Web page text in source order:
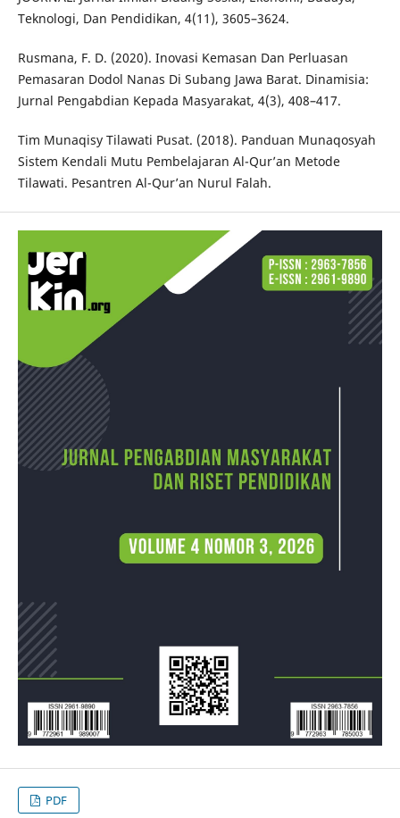
Teknologi, Dan Pendidikan, 4(11), 3605–3624.
Rusmana, F. D. (2020). Inovasi Kemasan Dan Perluasan
Pemasaran Dodol Nanas Di Subang Jawa Barat. Dinamisia:
Jurnal Pengabdian Kepada Masyarakat, 4(3), 408–417.
Tim Munaqisy Tilawati Pusat. (2018). Panduan Munaqosyah
Sistem Kendali Mutu Pembelajaran Al-Qur’an Metode
Tilawati. Pesantren Al-Qur’an Nurul Falah.
PDF